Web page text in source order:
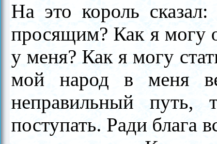
На это король
просящим? Как я могу
у меня? Как я могу
мой народ в меня
неправильный путь,
поступать. Ради блага